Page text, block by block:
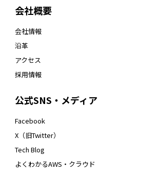
会社概要
会社情報
沿革
アクセス
採用情報
公式SNS・メディア
Facebook
X（旧Twitter）
Tech Blog
よくわかるAWS・クラウド